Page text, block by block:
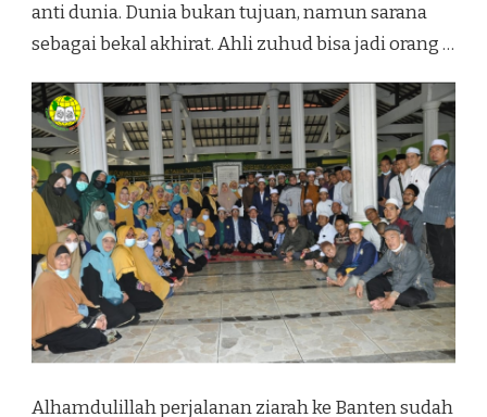
anti dunia. Dunia bukan tujuan, namun sarana
sebagai bekal akhirat. Ahli zuhud bisa jadi orang …
Alhamdulillah perjalanan ziarah ke Banten sudah